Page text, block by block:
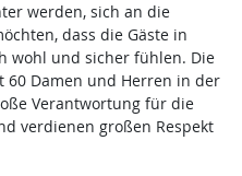
werden, sich an die
dass die Gäste in
wohl und sicher fühlen. Die
60 Damen und Herren in der
Verantwortung für die
verdienen großen Respekt